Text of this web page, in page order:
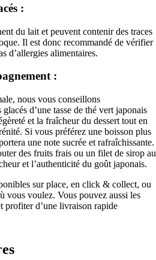
:
du lait et peuvent contenir des traces
Il est donc recommandé de vérifier
d’allergies alimentaires.
:
nous vous conseillons
d’une tasse de thé vert japonais
et la fraîcheur du dessert tout en
Si vous préférez une boisson plus
une note sucrée et rafraîchissante.
des fruits frais ou un filet de sirop au
et l’authenticité du goût japonais.
sur place, en click & collect, ou
vous voulez. Vous pouvez aussi les
profiter d’une livraison rapide